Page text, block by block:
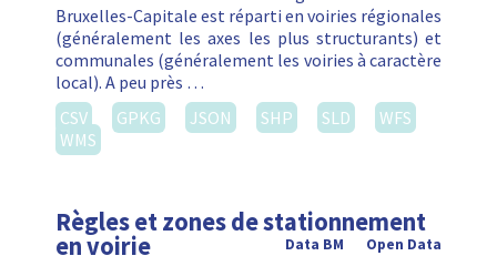
Bruxelles-Capitale est réparti en voiries régionales
(généralement les axes les plus structurants) et
communales (généralement les voiries à caractère
local). A peu près …
CSV
GPKG JSON SHP SLD
WFS
WMS
Règles et zones de stationnement
en voirie Open Data
Data BM